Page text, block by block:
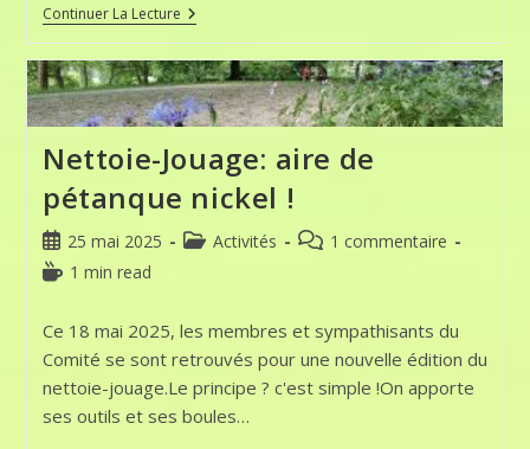
Continuer La LectureCoursan
En
Othe:
La
Niouze
:
Bénévoles,
Vous
Nettoie-Jouage: aire de
pétanque nickel !
Publication
publiée :
25 mai 2025
PostActivités
Commentaires
1 commentaire
Temps1 min read
Ce 18 mai 2025, les membres et sympathisants du
Comité se sont retrouvés pour une nouvelle édition du
nettoie-jouage.Le principe ? c'est simple !On apporte
ses outils et ses boules…